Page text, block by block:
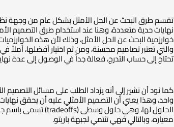
تقسم طرق البحث عن الحل الأمثل بشكل عام من وجهة
نهايات حدية متعددة، وهنا عند استخدام طرق التصميم
خوارزمية البحث عن الحل الأمثل، وذلك لأن هذه
والتي تعتبر تصاميم محسنة، ومن ثم اختيار أفضلها، أملاً
تحتاج إلى حساب التدرج، فعالة جداً في الوصول إلى عدة
كما نود أن نشير إلى أنه يزداد الطلب على مسائل
واحد، وهذا يعني أن التصميم الأمثلي عليه أن يحقق
معياره، وبالتالي فهي تنتمي لجبهة باريتو.